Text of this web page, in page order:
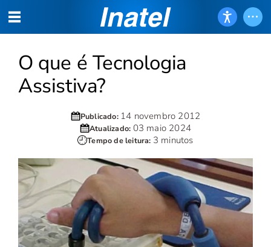
O que é Tecnologia
Assistiva?
Publicado: 14 novembro 2012
Atualizado: 03 maio 2024
Tempo de leitura: 3 minutos